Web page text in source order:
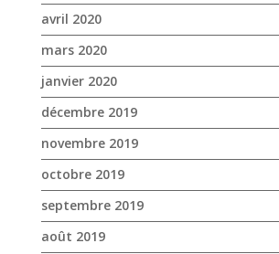
avril 2020
mars 2020
janvier 2020
décembre 2019
novembre 2019
octobre 2019
septembre 2019
août 2019